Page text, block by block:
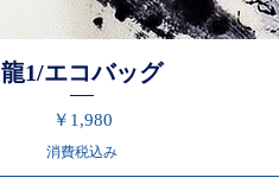
龍1/エコバッグ
価格
￥1,980
消費税込み